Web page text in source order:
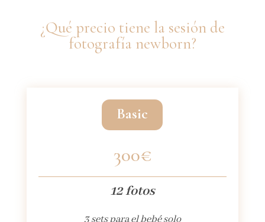
¿Qué precio tiene la sesión de
fotografía newborn?
Basic
300€
12 fotos
3 sets para el bebé solo